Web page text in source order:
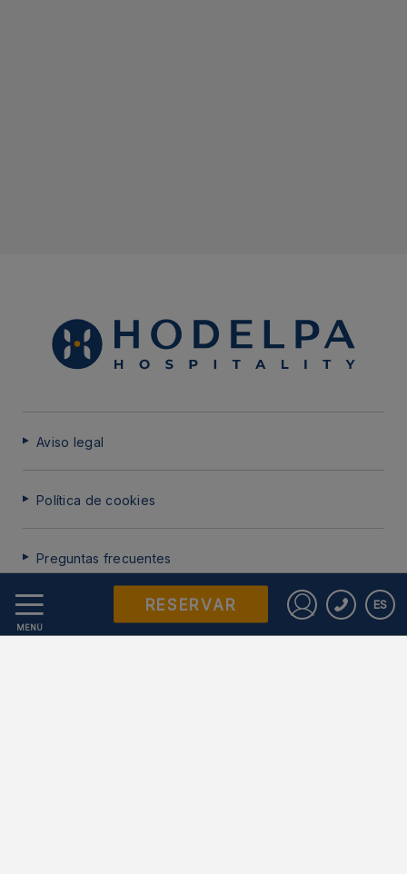
MENÚ
ES
RESERVAR
Aviso legal
Política de cookies
Preguntas frecuentes
Protección de datos